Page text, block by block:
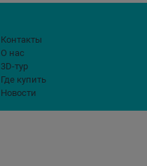
Контакты
О нас
3D-тур
Где купить
Новости